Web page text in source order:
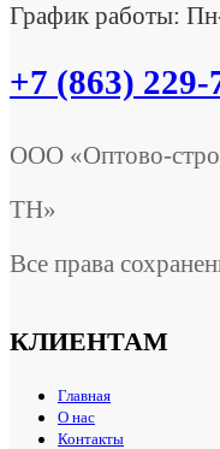
График работы:
+7 (863) 229-
ООО «Оптово-
ТН»
Все права
КЛИЕНТАМ
Главная
О нас
Контакты